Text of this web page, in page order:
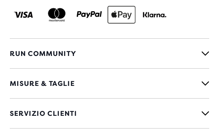
RUN COMMUNITY
MISURE & TAGLIE
SERVIZIO CLIENTI